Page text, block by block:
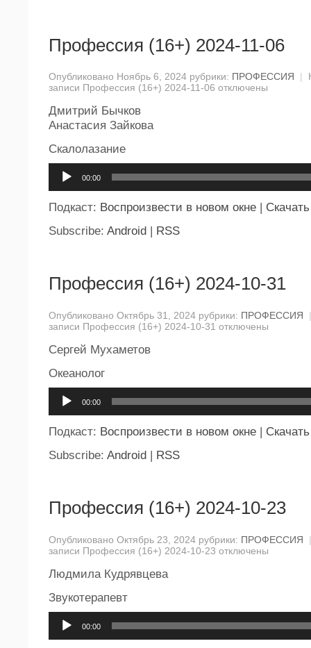
Профессия (16+) 2024-11-06
Опубликовано Ноябрь 6, 2024 рубрики: ПРОФЕССИЯ |
записи Профессия (16+) 2024-11-06 отключены
Дмитрий Бычков
Анастасия Зайкова
Скалолазание
00:00
Подкаст: Воспроизвести в новом окне
Скачать
Subscribe: Android RSS
Профессия (16+) 2024-10-31
Опубликовано Октябрь 31, 2024 рубрики: ПРОФЕССИЯ
|
записи Профессия (16+) 2024-10-31 отключены
Сергей Мухаметов
Океанолог
00:00
Подкаст: Воспроизвести в новом окне | Скачать
Subscribe: Android | RSS
Профессия (16+) 2024-10-23
Опубликовано Октябрь 23, 2024 рубрики: ПРОФЕССИЯ
|
записи Профессия (16+) 2024-10-23 отключены
Людмила Кудрявцева
Звукотерапевт
00:00